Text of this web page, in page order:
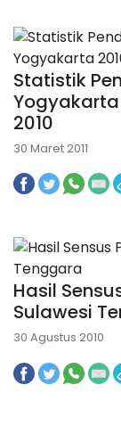
Statistik
Yogyakarta
2010
30 Maret 2011
Hasil
Sulawesi
30 Agustus 2010